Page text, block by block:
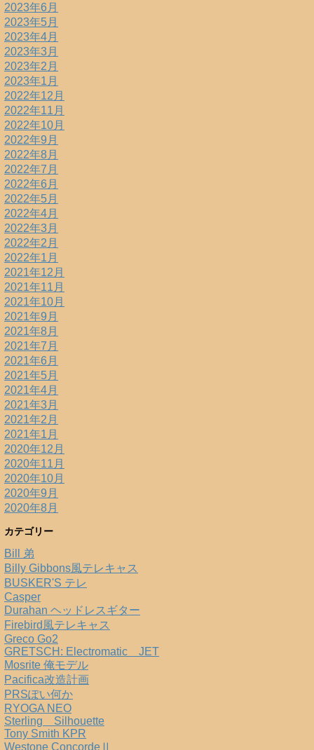
2023年6月
2023年5月
2023年4月
2023年3月
2023年2月
2023年1月
2022年12月
2022年11月
2022年10月
2022年9月
2022年8月
2022年7月
2022年6月
2022年5月
2022年4月
2022年3月
2022年2月
2022年1月
2021年12月
2021年11月
2021年10月
2021年9月
2021年8月
2021年7月
2021年6月
2021年5月
2021年4月
2021年3月
2021年2月
2021年1月
2020年12月
2020年11月
2020年10月
2020年9月
2020年8月
カテゴリー
Bill 弟
Billy Gibbons風テレキャス
BUSKER'S テレ
Casper
Durahan ヘッドレスギター
Firebird風テレキャス
Greco Go2
GRETSCH: Electromatic JET
Mosrite 俺モデル
Pacifica改造計画
PRSぽい何か
RYOGA NEO
Sterling Silhouette
Tony Smith KPR
Westone ConcordeⅡ